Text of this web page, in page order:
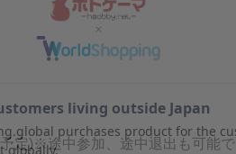
定)※途中参加、途中退出も可能で